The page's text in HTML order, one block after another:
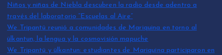
Niños y niñas de Niebla descubren la radio desde adentro a
través del laboratorio “Escuelas al Aire”
We Tripantü reunió a comunidades de Mariquina en torno al
ülkantun, la lengua y la cosmovisión mapuche
We Tripantü y ülkantun: estudiantes de Mariquina participaron en